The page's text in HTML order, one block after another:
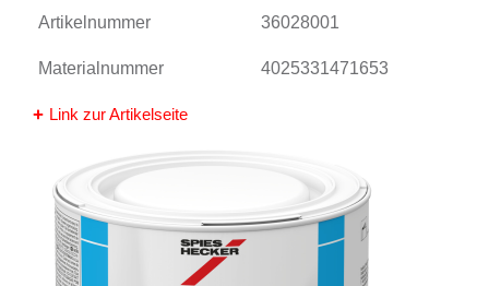
Artikelnummer 36028001
Materialnummer 4025331471653
Link zur Artikelseite